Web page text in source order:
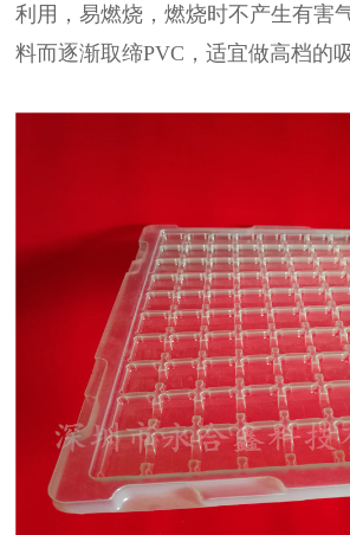
利用，易燃烧，燃烧时不产生有害
料而逐渐取缔PVC，适宜做高档的